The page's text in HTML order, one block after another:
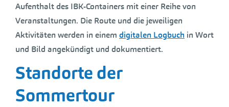
Aufenthalt des IBK-Containers mit einer Reihe von
Veranstaltungen. Die Route und die jeweiligen
Aktivitäten werden in einem digitalen Logbuch in Wort
und Bild angekündigt und dokumentiert.
Standorte der
Sommertour